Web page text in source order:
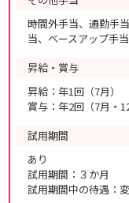
時間外手当、通勤手
当、ベースアップ手
昇給・賞与
昇給：年1回（7月）
賞与：年2回（7月・
試用期間
あり
試用期間：３か月
試用期間中の待遇：